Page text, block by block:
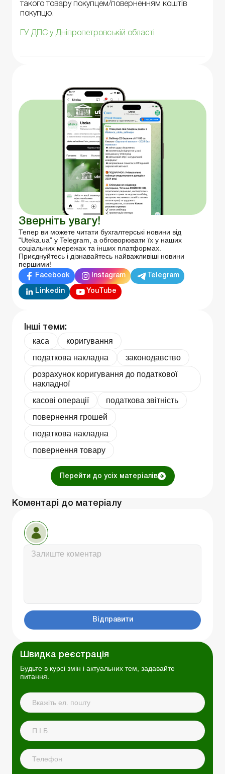
такого товару покупцем/поверненням коштів
покупцю.
ГУ ДПС у Дніпропетровській області
Зверніть увагу!
Тепер ви можете читати бухгалтерські новини від
“Uteka.ua” у Telegram, а обговорювати їх у наших
соціальних мережах та інших платформах.
Приєднуйтесь і дізнавайтесь найважливіші новини
першими!
Facebook Instagram Telegram
Linkedin YouTube
Інші теми:
каса
коригування
податкова накладна
законодавство
розрахунок коригування до податкової
накладної
касові операції
податкова звітність
повернення грошей
податкова накладна
повернення товару
Перейти до усіх матеріалів
Коментарі до матеріалу
Відправити
Швидка реєстрація
Будьте в курсі змін і актуальних тем, задавайте
питання.